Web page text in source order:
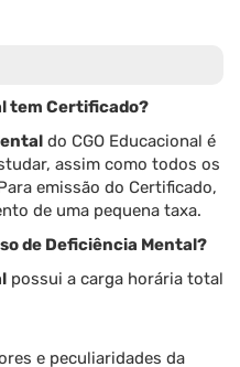
tem Certificado?
do CGO Educacional é
assim como todos os
emissão do Certificado,
de uma pequena taxa.
de Deficiência Mental?
possui a carga horária total
e peculiaridades da